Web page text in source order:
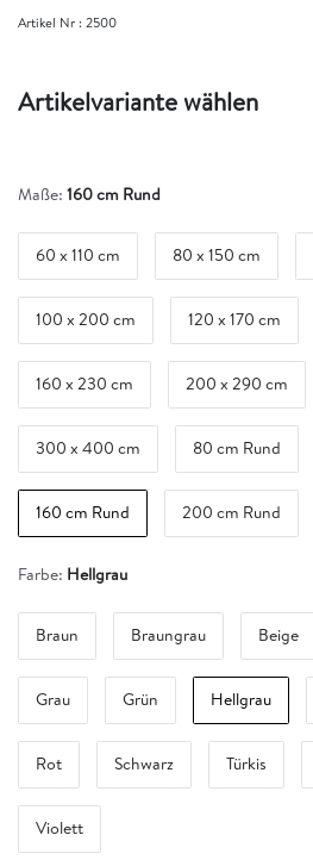
Artikel Nr :2500
Artikelvariante wählen
Maße: 160 cm Rund
60 x 110 cm 80 x 150 cm
100 x 200 cm 120 x 170 cm
160 x 230 cm 200 x 290 cm
300 x 400 cm 80 cm Rund
160 cm Rund 200 cm Rund
Farbe: Hellgrau
Braun Braungrau Beige
Grau Grün Hellgrau
Rot Schwarz Türkis
Violett